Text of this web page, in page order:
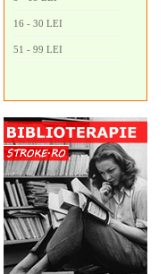
16 - 30 LEI
51 - 99 LEI